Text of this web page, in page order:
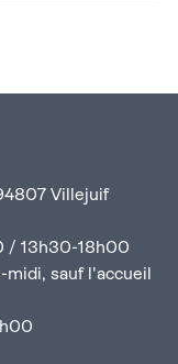
Villejuif
/ 13h30-18h00
sauf l'accueil